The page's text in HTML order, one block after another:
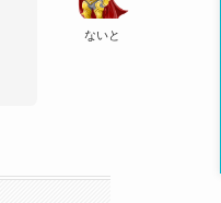
ないと